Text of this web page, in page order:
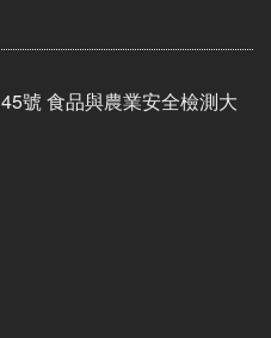
號 食品與農業安全檢測大